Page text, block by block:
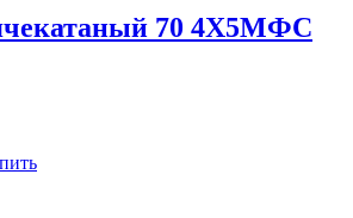
70 4Х5МФС